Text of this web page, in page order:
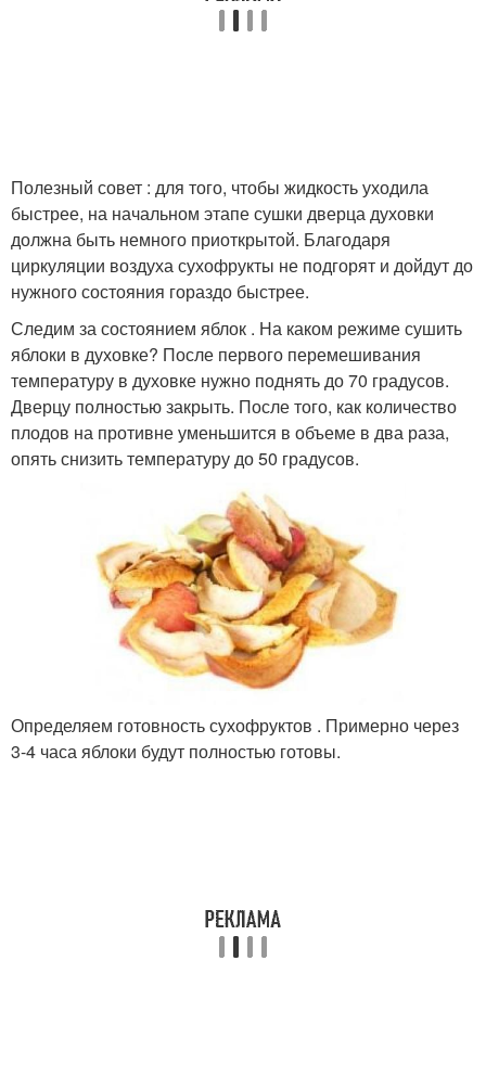
Полезный совет : для того, чтобы жидкость уходила
быстрее, на начальном этапе сушки дверца духовки
должна быть немного приоткрытой. Благодаря
циркуляции воздуха сухофрукты не подгорят и дойдут до
нужного состояния гораздо быстрее.
Следим за состоянием яблок . На каком режиме сушить
яблоки в духовке? После первого перемешивания
температуру в духовке нужно поднять до 70 градусов.
Дверцу полностью закрыть. После того, как количество
плодов на противне уменьшится в объеме в два раза,
опять снизить температуру до 50 градусов.
Определяем готовность сухофруктов . Примерно через
3-4 часа яблоки будут полностью готовы.